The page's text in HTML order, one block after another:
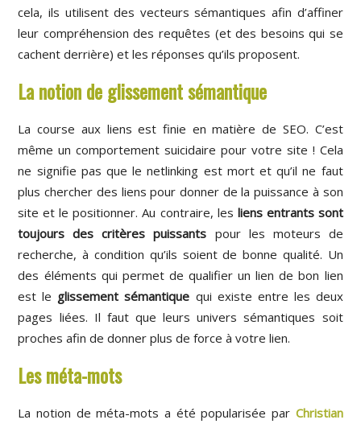
cela, ils utilisent des vecteurs sémantiques afin d’affiner
leur compréhension des requêtes (et des besoins qui se
cachent derrière) et les réponses qu’ils proposent.
La notion de glissement sémantique
La course aux liens est finie en matière de SEO. C’est
même un comportement suicidaire pour votre site ! Cela
ne signifie pas que le netlinking est mort et qu’il ne faut
plus chercher des liens pour donner de la puissance à son
site et le positionner. Au contraire, les liens entrants sont
toujours des critères puissants pour les moteurs de
recherche, à condition qu’ils soient de bonne qualité. Un
des éléments qui permet de qualifier un lien de bon lien
est le glissement sémantique qui existe entre les deux
pages liées. Il faut que leurs univers sémantiques soit
proches afin de donner plus de force à votre lien.
Les méta-mots
La notion de méta-mots a été popularisée par Christian